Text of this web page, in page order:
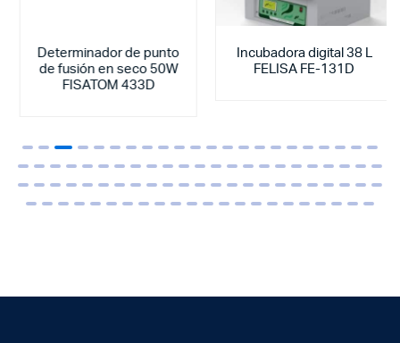
Determinador de punto
de fusión en seco 50W
FISATOM 433D
Incubadora digital 38 L
FELISA FE-131D